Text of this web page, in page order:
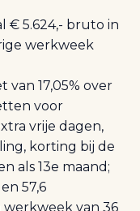
€ 5.624,- bruto in
werkweek
17,05% over
voor
vrije dagen,
korting bij de
als 13e maand;
57,6
van 36